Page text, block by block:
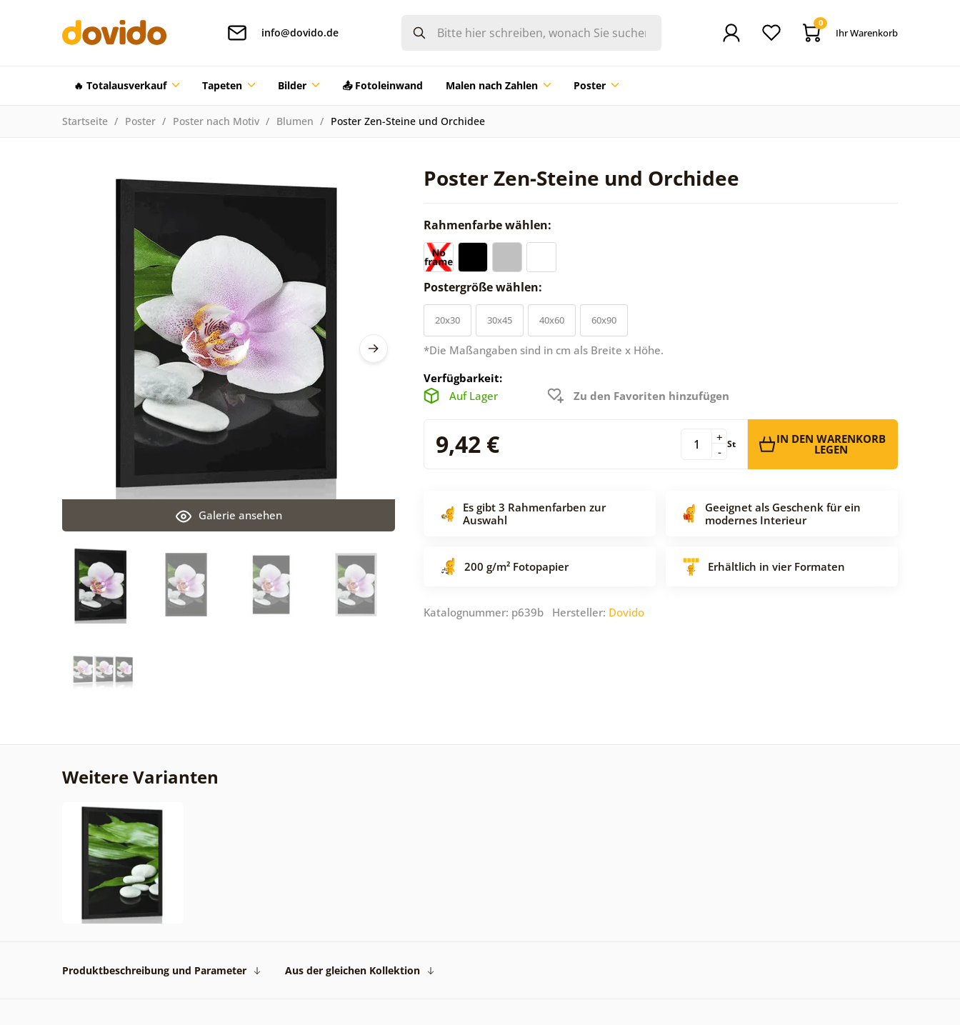
info@dovido.de
0
Ihr Warenkorb
🔥 Totalausverkauf Tapeten Bilder 📤 Fotoleinwand Malen nach Zahlen Poster
Startseite Poster Poster nach Motiv Blumen Poster Zen-Steine und Orchidee
Poster Zen-Steine und Orchidee
Galerie ansehen
Rahmenfarbe wählen:
Postergröße wählen:
20x30 30x45 40x60 60x90
*Die Maßangaben sind in cm als Breite x Höhe.
Verfügbarkeit:
Auf Lager
Zu den Favoriten hinzufügen
9,42 € -
+ St IN DEN WARENKORB
LEGEN
Es gibt 3 Rahmenfarben zur
Auswahl
Geeignet als Geschenk für ein
modernes Interieur
200 g/m² Fotopapier Erhältlich in vier Formaten
Katalognummer: p639b Hersteller: Dovido
Weitere Varianten
Produktbeschreibung und Parameter Aus der gleichen Kollektion